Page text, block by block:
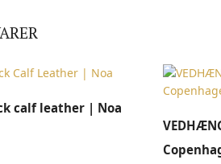
vare
calf leather | Noa